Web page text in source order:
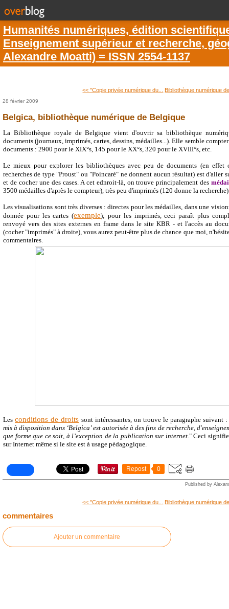
Humanités numériques, édition
Enseignement supérieur et recherche,
Alexandre Moatti) = ISSN 2554-1137
<< "Copie privée numérique du... Bibliothèque numérique
28 février 2009
Belgica, bibliothèque numérique de Belgique
La Bibliothèque royale de Belgique vient d'ouvrir sa bibliothèque
documents (journaux, imprimés, cartes, dessins, médailles...). Elle semble
documents : 2900 pour le XIX°s, 145 pour le XX°s, 320 pour le XVIII°s, etc.
Le mieux pour explorer les bibliothèques avec peu de documents (en effet
recherches de type "Proust" ou "Poincaré" ne donnent aucun résultat) est d'aller
et de cocher une des cases. A cet ednroit-là, on trouve principalement des
3500 médailles d'après le compteur), très peu d'imprimés (120 donne la
Les visualisations sont très diverses : directes pour les médailles, dans une
donnée pour les cartes (exemple); pour les imprimés, ceci paraît plus
renvoyé vers des sites externes en frame dans le site KBR - et l'accès au
(cocher "imprimés" à droite), vous aurez peut-être plus de chance que moi,
commentaires.
Lesconditions de droits sont intéressantes, on trouve le paragraphe suivant
mis à disposition dans ‘Belgica’ est autorisée à des fins de recherche,
que forme que ce soit, à l’exception de la publication sur internet." Ceci
sur Internet même si le site est à usage pédagogique.
Repost 0
Published by
<< "Copie privée numérique du... Bibliothèque numérique
commentaires
Ajouter un commentaire